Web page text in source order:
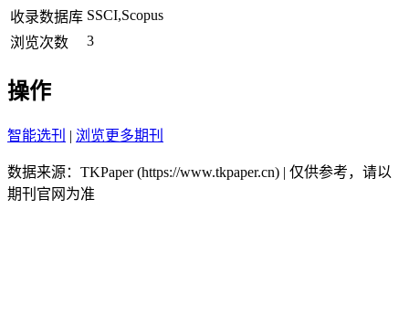
收录数据库 SSCI,Scopus
浏览次数
3
操作
智能选刊 | 浏览更多期刊
数据来源：TKPaper (https://www.tkpaper.cn) | 仅供参考，请以
期刊官网为准